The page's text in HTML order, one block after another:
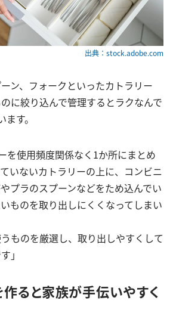
出典：stock.adobe.com
ン、フォークといったカトラリー
に絞り込んで管理するとラクなんで
す。
を使用頻度関係なく1か所にまとめ
いないカトラリーの上に、コンビニ
プラのスプーンなどをため込んでい
ものを取り出しにくくなってしまい
ものを厳選し、取り出しやすくして
」
作ると家族が手伝いやすく